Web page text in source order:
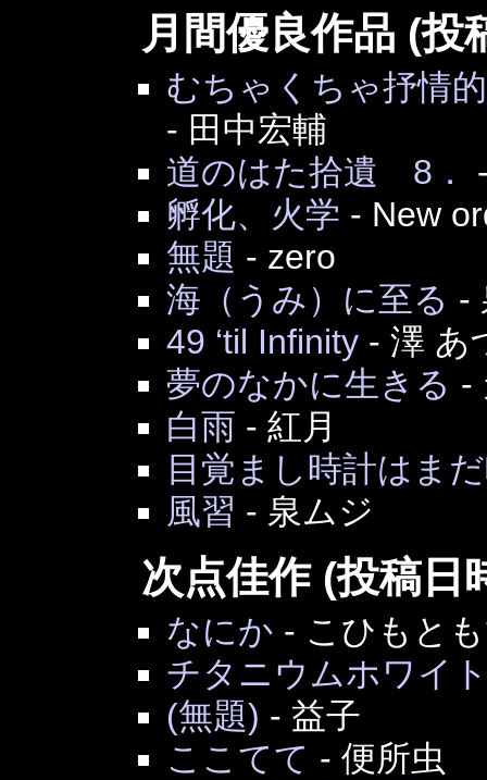
月間優良作品 (投
むちゃくちゃ抒情
- 田中宏輔
道のはた拾遺 8．
孵化、火学 - New
無題 - zero
海（うみ）に至る -
49 ‘til Infinity - 澤 あ
夢のなかに生きる -
白雨 - 紅月
目覚まし時計はま
風習 - 泉ムジ
次点佳作 (投稿日
なにか - こひもと
チタニウムホワイ
(無題) - 益子
ここてて - 便所虫